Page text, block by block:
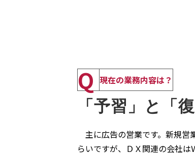
Q 現在の業務内容は？
「予習」と「
主に広告の営業です。新規営
らいですが、ＤＸ関連の会社